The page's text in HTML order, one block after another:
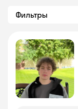
ФильтрыSkyeng Chat